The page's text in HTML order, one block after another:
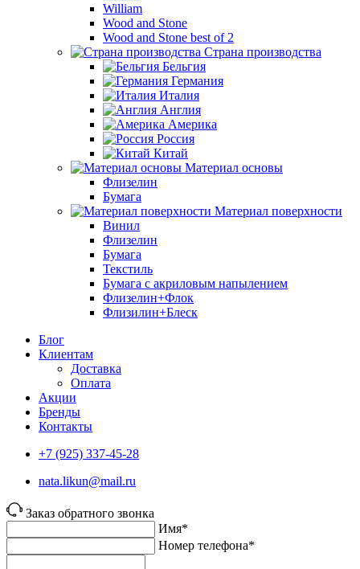
William
Wood and Stone
Wood and Stone best of 2
Страна производства
Бельгия
Германия
Италия
Англия
Америка
Россия
Китай
Материал основы
Флизелин
Бумага
Материал поверхности
Винил
Флизелин
Бумага
Текстиль
Бумага с акриловым напылением
Флизелин+Флок
Флизилин+Блеск
Блог
Клиентам
Доставка
Оплата
Акции
Бренды
Контакты
+7 (925) 337-45-28
nata.likun@mail.ru
Заказ обратного звонка
Имя*
Номер телефона*